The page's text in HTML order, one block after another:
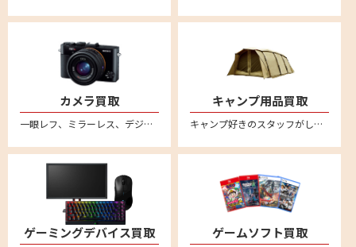
カメラ買取
一眼レフ、ミラーレス、デジカメなど不要になったカメラの買取ならリムーブ。古いカメラもしっかり買い取ります。全国対応・送料無料の安心宅配査定。不要になったカメラをお売りください。
キャンプ用品買取
キャンプ好きのスタッフがしっかり買取ります。スノーピークやコールマンなど幅広いアウトドアブランドに対応。テントやタープ、ランタンなどのキャンプ用品を売るならリムーブへ。全国対応・送料無料の宅配査定はこちら
ゲーミングデバイス買取 ゲームソフト買取